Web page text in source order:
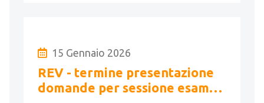
15 Gennaio 2026
REV - termine presentazione
domande per sessione esame